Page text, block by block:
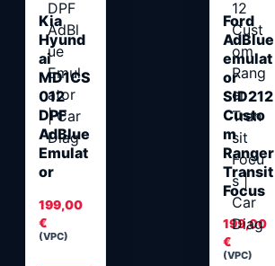
Kia
Hyund
ai
MD1CS
012
DPF
AdBlue
Emulat
or
199,00
€
(VPC)
Ford
AdBlue
emulat
or
SID212
Custo
m
Ranger
Transit
Focus
199,00
€
(VPC)